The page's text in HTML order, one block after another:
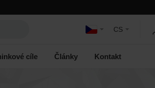
CS
cíle Články Kontakt